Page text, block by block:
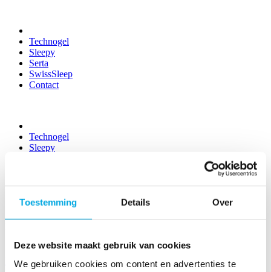
Toestemming Details Over
Deze website maakt gebruik van cookies
We gebruiken cookies om content en advertenties te
Technogel
Sleepy
Serta
SwissSleep
Contact
Technogel
Sleepy
Category
Black Molded Shell Chair